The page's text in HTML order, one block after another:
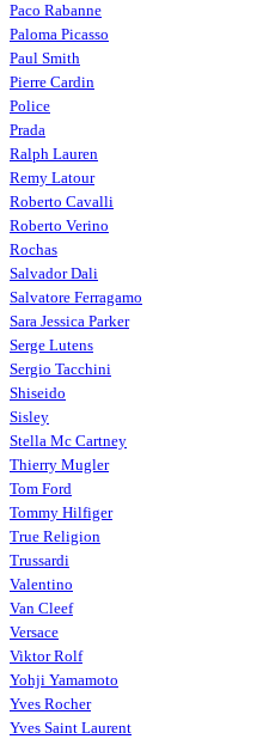
Paco Rabanne
Paloma Picasso
Paul Smith
Pierre Cardin
Police
Prada
Ralph Lauren
Remy Latour
Roberto Cavalli
Roberto Verino
Rochas
Salvador Dali
Salvatore Ferragamo
Sara Jessica Parker
Serge Lutens
Sergio Tacchini
Shiseido
Sisley
Stella Mc Cartney
Thierry Mugler
Tom Ford
Tommy Hilfiger
True Religion
Trussardi
Valentino
Van Cleef
Versace
Viktor Rolf
Yohji Yamamoto
Yves Rocher
Yves Saint Laurent